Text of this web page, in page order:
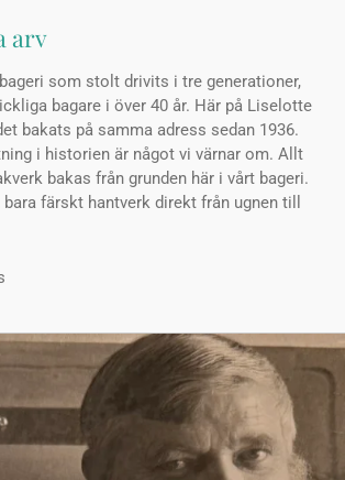
arv
som stolt drivits i tre generationer,
bagare i över 40 år. Här på Liselotte
bakats på samma adress sedan 1936.
i historien är något vi värnar om. Allt
bakas från grunden här i vårt bageri.
färskt hantverk direkt från ugnen till